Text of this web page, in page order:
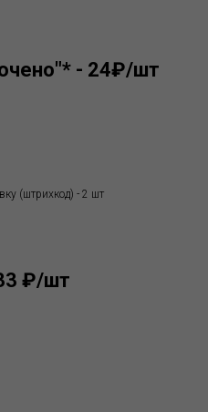
- 24₽/шт
(штрихкод) - 2 шт
₽/шт